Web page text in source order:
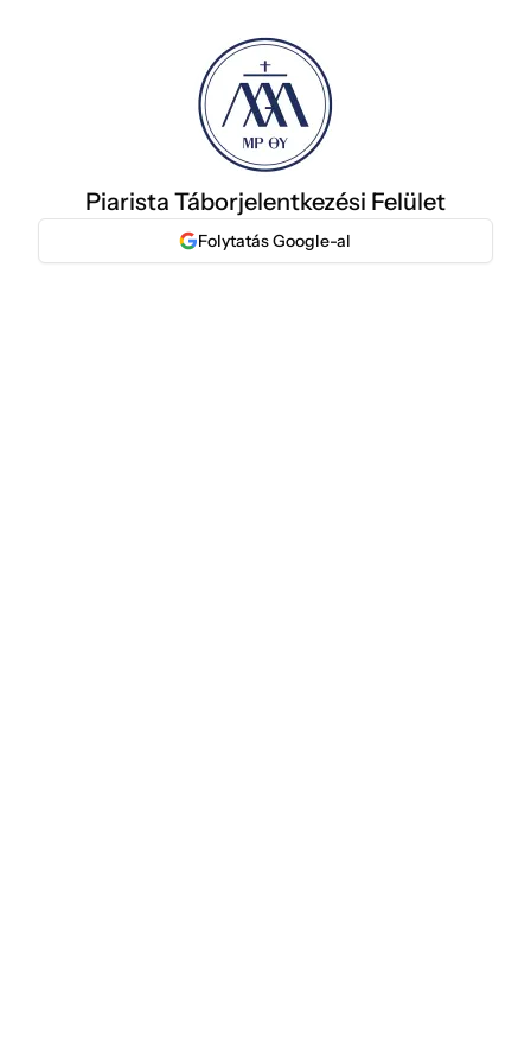
Log in to your account
Piarista Táborjelentkezési Felület
Folytatás Google-al